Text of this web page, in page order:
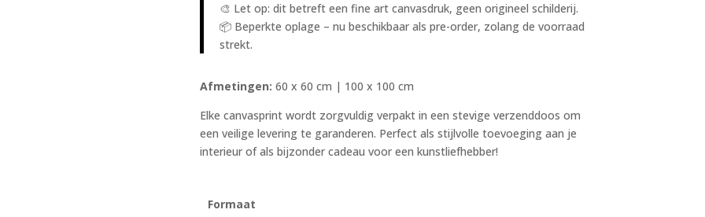
🎨 Let op: dit betreft een fine art canvasdruk, geen origineel schilderij.
📦 Beperkte oplage – nu beschikbaar als pre-order, zolang de voorraad
strekt.
Afmetingen: 60 x 60 cm | 100 x 100 cm
Elke canvasprint wordt zorgvuldig verpakt in een stevige verzenddoos om
een veilige levering te garanderen. Perfect als stijlvolle toevoeging aan je
interieur of als bijzonder cadeau voor een kunstliefhebber!
Formaat